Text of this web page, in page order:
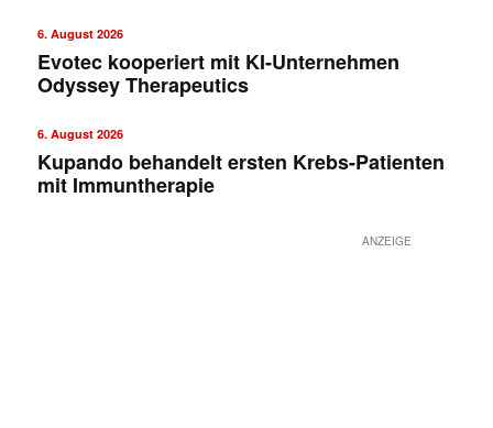
6. August 2026
Evotec kooperiert mit KI-Unternehmen
Odyssey Therapeutics
6. August 2026
Kupando behandelt ersten Krebs-Patienten
mit Immuntherapie
ANZEIGE